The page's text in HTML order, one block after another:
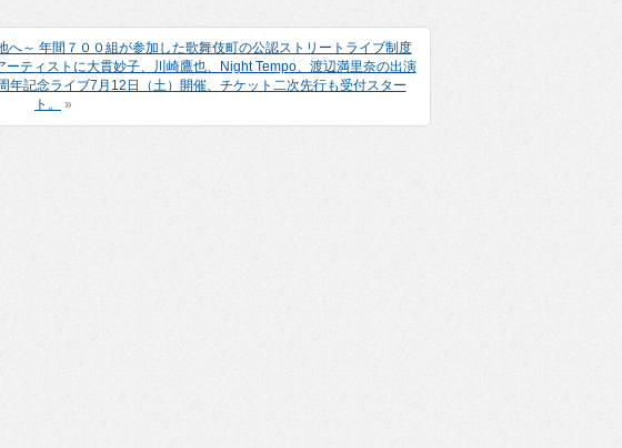
へ～ 年間７００組が参加した歌舞伎町の公認ストリートライブ制度
ーティストに大貫妙子、川崎鷹也、Night Tempo、渡辺満里奈の出演
記念ライブ7月12日（土）開催、チケット二次先行も受付スター
ト。
»